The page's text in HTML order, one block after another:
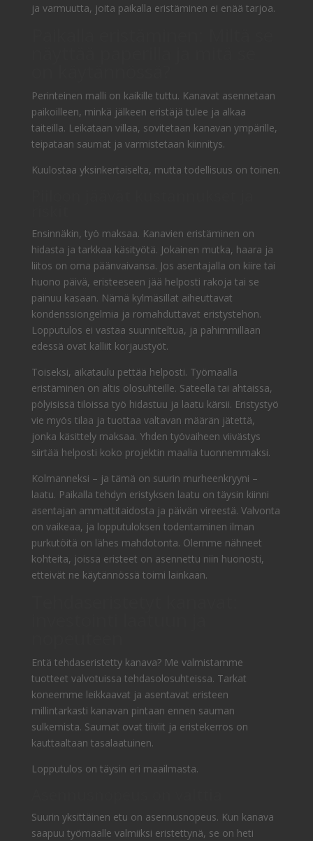
ja varmuutta, joita paikalla eristäminen ei enää tarjoa.
Perinteinen malli on kaikille tuttu. Kanavat asennetaan
paikoilleen, minkä jälkeen eristäjä tulee ja alkaa
taiteilla. Leikataan villaa, sovitetaan kanavan ympärille,
teipataan saumat ja varmistetaan kiinnitys.
Kuulostaa yksinkertaiselta, mutta todellisuus on toinen.
Ensinnäkin, työ maksaa. Kanavien eristäminen on
hidasta ja tarkkaa käsityötä. Jokainen mutka, haara ja
liitos on oma päänvaivansa. Jos asentajalla on kiire tai
huono päivä, eristeeseen jää helposti rakoja tai se
painuu kasaan. Nämä kylmäsillat aiheuttavat
kondenssiongelmia ja romahduttavat eristystehon.
Lopputulos ei vastaa suunniteltua, ja pahimmillaan
edessä ovat kalliit korjaustyöt.
Toiseksi, aikataulu pettää helposti. Työmaalla
eristäminen on altis olosuhteille. Sateella tai ahtaissa,
pölyisissä tiloissa työ hidastuu ja laatu kärsii. Eristystyö
vie myös tilaa ja tuottaa valtavan määrän jätettä,
jonka käsittely maksaa. Yhden työvaiheen viivästys
siirtää helposti koko projektin maalia tuonnemmaksi.
Kolmanneksi – ja tämä on suurin murheenkryyni –
laatu. Paikalla tehdyn eristyksen laatu on täysin kiinni
asentajan ammattitaidosta ja päivän vireestä. Valvonta
on vaikeaa, ja lopputuloksen todentaminen ilman
purkutöitä on lähes mahdotonta. Olemme nähneet
kohteita, joissa eristeet on asennettu niin huonosti,
etteivät ne käytännössä toimi lainkaan.
Entä tehdaseristetty kanava? Me valmistamme
tuotteet valvotuissa tehdasolosuhteissa. Tarkat
koneemme leikkaavat ja asentavat eristeen
millintarkasti kanavan pintaan ennen sauman
sulkemista. Saumat ovat tiiviit ja eristekerros on
kauttaaltaan tasalaatuinen.
Lopputulos on täysin eri maailmasta.
Suurin yksittäinen etu on asennusnopeus. Kun kanava
saapuu työmaalle valmiiksi eristettynä, se on heti